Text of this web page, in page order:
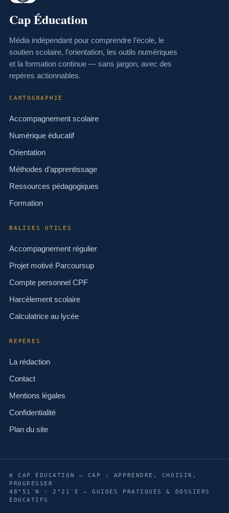
Cap Éducation
Média indépendant pour comprendre l’école, le
soutien scolaire, l’orientation, les outils numériques
et la formation continue — sans jargon, avec des
repères actionnables.
CARTOGRAPHIE
Accompagnement scolaire
Numérique éducatif
Orientation
Méthodes d’apprentissage
Ressources pédagogiques
Formation
BALISES UTILES
Accompagnement régulier
Projet motivé Parcoursup
Compte personnel CPF
Harcèlement scolaire
Calculatrice au lycée
REPÈRES
La rédaction
Contact
Mentions légales
Confidentialité
Plan du site
© CAP ÉDUCATION — CAP : APPRENDRE, CHOISIR,
PROGRESSER
48°51′N · 2°21′E — GUIDES PRATIQUES & DOSSIERS
ÉDUCATIFS